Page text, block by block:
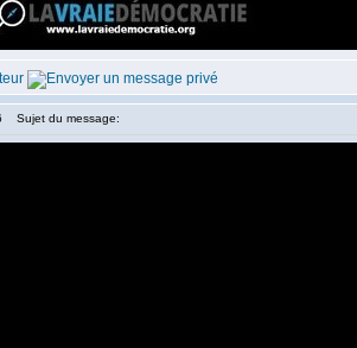
Sujet du message: